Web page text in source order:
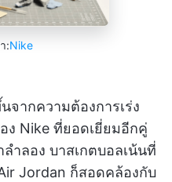
:Nike
จากความต้องการเร่ง
ง Nike ที่ยอดเยี่ยมอีกคู่
ำลอง บาสเกตบอลเน้นที่
Jordan ก็สอดคล้องกับ